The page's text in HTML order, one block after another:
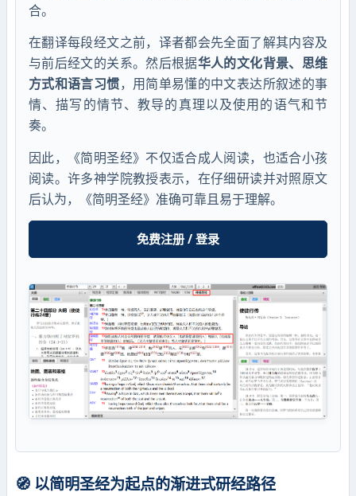
合。
在翻译每段经文之前，译者都会先全面了解其内容及
与前后经文的关系。然后根据华人的文化背景、思维
方式和语言习惯，用简单易懂的中文表达所叙述的事
情、描写的情节、教导的真理以及使用的语气和节
奏。
因此，《简明圣经》不仅适合成人阅读，也适合小孩
阅读。许多神学院教授表示，在仔细研读并对照原文
后认为，《简明圣经》准确可靠且易于理解。
免费注册 / 登录
🧭 以简明圣经为起点的渐进式研经路径